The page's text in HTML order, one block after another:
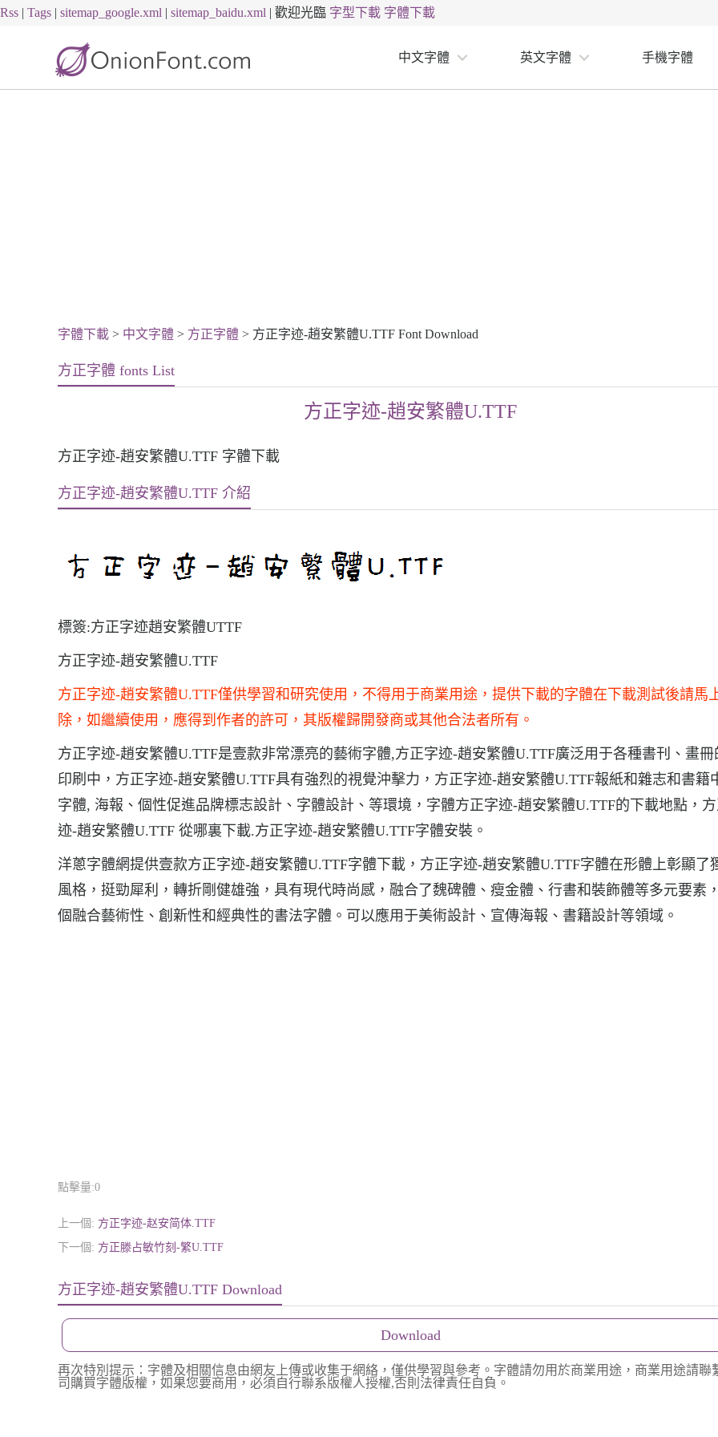
Rss | Tags | sitemap_google.xml | sitemap_baidu.xml | 歡迎光臨 字型下載 字體下載
中文字體 英文字體 手機字體
字體下載 > 中文字體 > 方正字體 > 方正字迹-趙安繁體U.TTF Font Download
方正字體 fonts List
方正字迹-趙安繁體U.TTF
方正字迹-趙安繁體U.TTF 字體下載
方正字迹-趙安繁體U.TTF 介紹
標簽:方正字迹趙安繁體UTTF
方正字迹-趙安繁體U.TTF
方正字迹-趙安繁體U.TTF僅供學習和研究使用，不得用于商業用途，提供下載的字體在下載測試後請馬
除，如繼續使用，應得到作者的許可，其版權歸開發商或其他合法者所有。
方正字迹-趙安繁體U.TTF是壹款非常漂亮的藝術字體,方正字迹-趙安繁體U.TTF廣泛用于各種書刊、畫冊
印刷中，方正字迹-趙安繁體U.TTF具有強烈的視覺沖擊力，方正字迹-趙安繁體U.TTF報紙和雜志和書籍
字體, 海報、個性促進品牌標志設計、字體設計、等環境，字體方正字迹-趙安繁體U.TTF的下載地點，
迹-趙安繁體U.TTF 從哪裏下載.方正字迹-趙安繁體U.TTF字體安裝。
洋蔥字體網提供壹款方正字迹-趙安繁體U.TTF字體下載，方正字迹-趙安繁體U.TTF字體在形體上彰顯了
風格，挺勁犀利，轉折剛健雄強，具有現代時尚感，融合了魏碑體、瘦金體、行書和裝飾體等多元要素
個融合藝術性、創新性和經典性的書法字體。可以應用于美術設計、宣傳海報、書籍設計等領域。
點擊量:0
上一個: 方正字迹-赵安简体.TTF
下一個: 方正滕占敏竹刻-繁U.TTF
方正字迹-趙安繁體U.TTF Download
Download
再次特別提示：字體及相關信息由網友上傳或收集于網絡，僅供學習與參考。字體請勿用於商業用途，商業用途請聯
司購買字體版權，如果您要商用，必須自行聯系版權人授權,否則法律責任自負。